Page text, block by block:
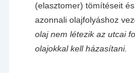
(elasztomer) tömítéseit
azonnali olajfolyáshoz
olaj nem létezik az utcai
olajokkal kell házasítani.